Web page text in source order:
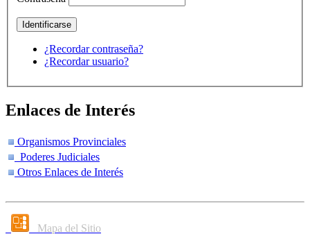
¿Recordar contraseña?
¿Recordar usuario?
Enlaces de Interés
Organismos Provinciales
Poderes Judiciales
Otros Enlaces de Interés
Mapa del Sitio